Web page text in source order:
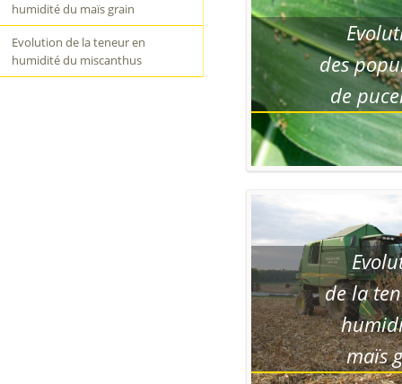
humidité du maïs grain
Evolution de la teneur en
humidité du miscanthus
des
de
de la
maïs